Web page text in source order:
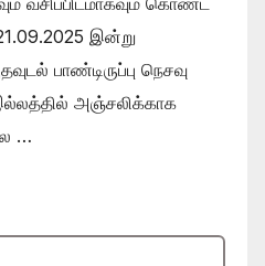
இன்று
பாண்டிருப்பு நெசவு
அஞ்சலிக்காக
…